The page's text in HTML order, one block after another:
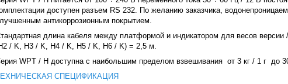
доступен разъем RS 232. По желанию заказчика,
антикоррозионным покрытием.
длина кабеля между платформой и индикатором для весов
/ K, H3 / K, H4 / K, H5 / K, H6 / K) = 2,5 м.
WPT / H доступна с наибольшим пределом взвешивания от 3 кг / 1 г до
СПЕЦИФИКАЦИЯ